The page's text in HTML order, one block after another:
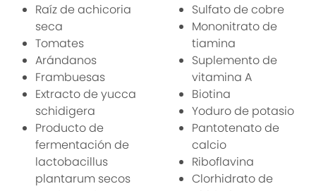
Raíz de achicoria
seca
Tomates
Arándanos
Frambuesas
Extracto de yucca
schidigera
Producto de
fermentación de
lactobacillus
plantarum secos
Sulfato de cobre
Mononitrato de
tiamina
Suplemento de
vitamina A
Biotina
Yoduro de potasio
Pantotenato de
calcio
Riboflavina
Clorhidrato de